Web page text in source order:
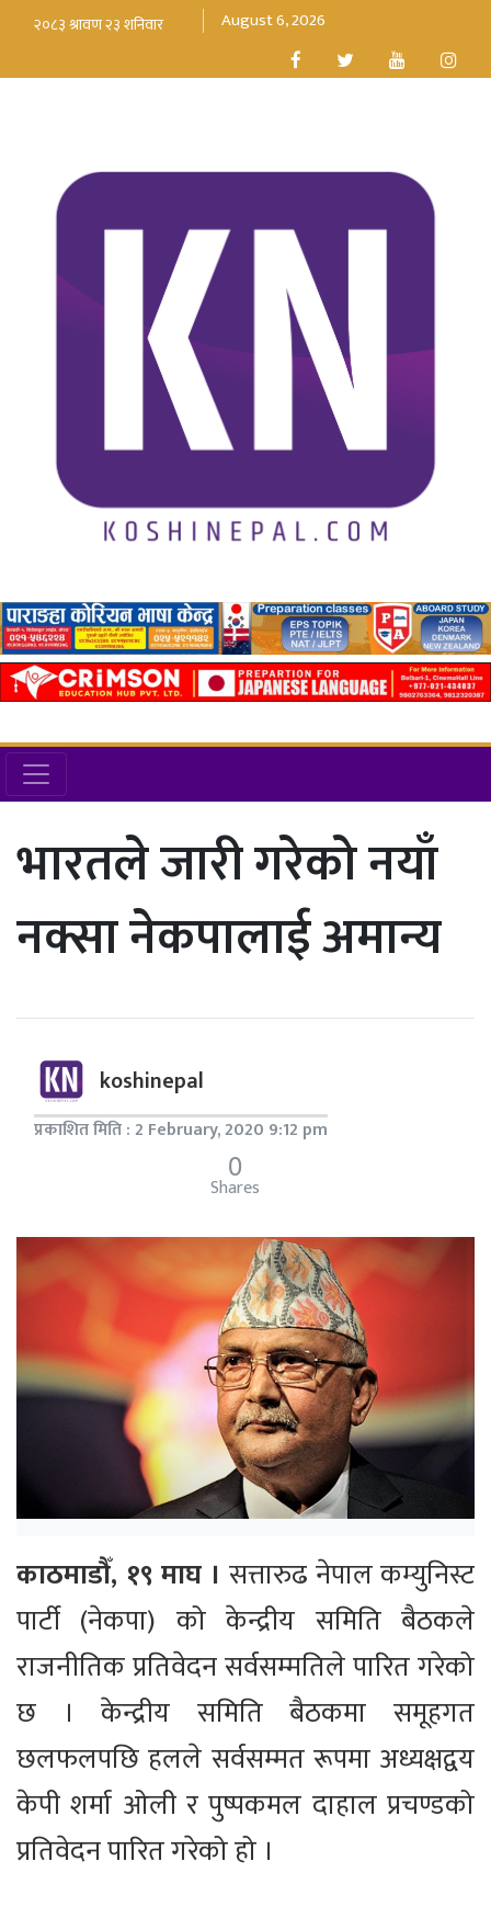
August 6, 2026
भारतले जारी गरेको नयाँ
नक्सा नेकपालाई अमान्य
koshinepal
प्रकाशित मिति : 2 February, 2020 9:12 pm
0
Shares
काठमाडौँ, १९ माघ । सत्तारुढ नेपाल कम्युनिस्ट
पार्टी (नेकपा) को केन्द्रीय समिति बैठकले
राजनीतिक प्रतिवेदन सर्वसम्मतिले पारित गरेको
छ । केन्द्रीय समिति बैठकमा समूहगत
छलफलपछि हलले सर्वसम्मत रूपमा अध्यक्षद्वय
केपी शर्मा ओली र पुष्पकमल दाहाल प्रचण्डको
प्रतिवेदन पारित गरेको हो ।